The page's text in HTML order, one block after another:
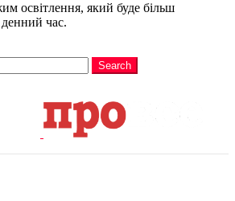
освітлення, який буде більш
час.
Search